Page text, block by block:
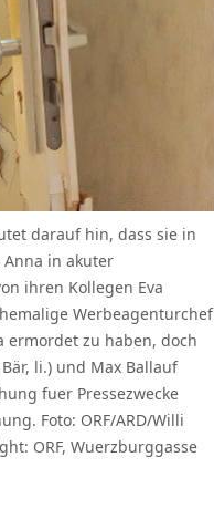
darauf hin, dass sie in
in akuter
ihren Kollegen Eva
Werbeagenturchef
ermordet zu haben, doch
li.) und Max Ballauf
fuer Pressezwecke
Foto: ORF/ARD/Willi
ORF, Wuerzburggasse